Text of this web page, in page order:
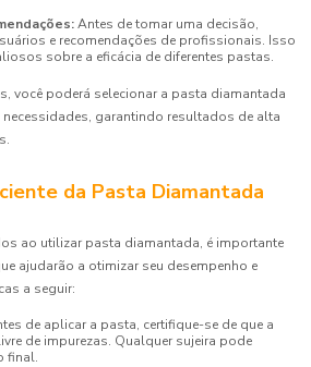
Antes de tomar uma decisão,
e recomendações de profissionais. Isso
sobre a eficácia de diferentes pastas.
você poderá selecionar a pasta diamantada
garantindo resultados de alta
da Pasta Diamantada
ao utilizar pasta diamantada, é importante
ajudarão a otimizar seu desempenho e
a seguir:
de aplicar a pasta, certifique-se de que a
de impurezas. Qualquer sujeira pode
final.